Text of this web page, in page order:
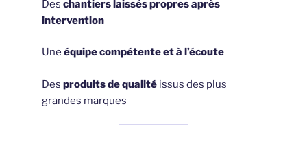
Deschantiers laissés propres après
intervention
Uneéquipe compétente et à l’écoute
Desproduits de qualité issus des plus
grandes marques